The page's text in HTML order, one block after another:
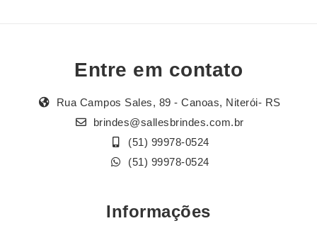
Entre em contato
Rua Campos Sales, 89 - Canoas, Niterói- RS
brindes@sallesbrindes.com.br
(51) 99978-0524
(51) 99978-0524
Informações